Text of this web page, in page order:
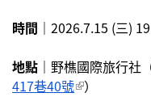
時間｜ 2026.7.15 (三)
地點｜ 野樵國際旅行社
417巷40號(link is
）